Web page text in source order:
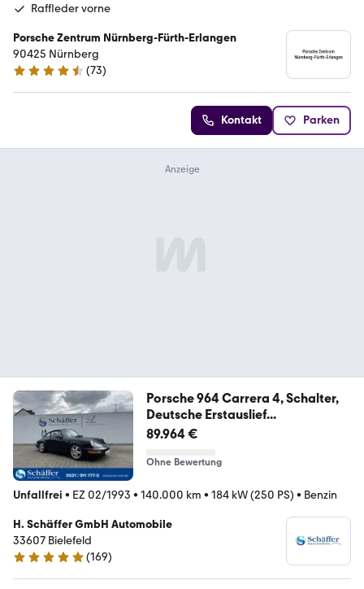
Raffleder vorne
Porsche Zentrum Nürnberg-Fürth-Erlangen
90425 Nürnberg
4.3 Sterne
(73)
Kontakt Parken
Porsche 964 Carrera 4, Schalter,
Deutsche Erstauslief...
89.964 €
Ohne Bewertung
Unfallfrei • EZ 02/1993 • 140.000 km • 184 kW (250 PS) • Benzin
H. Schäffer GmbH Automobile
33607 Bielefeld
4.9 Sterne
(169)